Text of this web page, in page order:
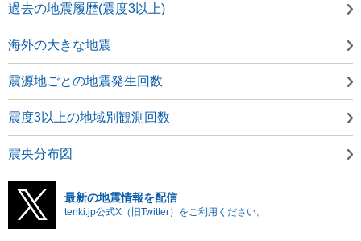
過去の地震履歴(震度3以上)
海外の大きな地震
震源地ごとの地震発生回数
震度3以上の地域別観測回数
震央分布図
最新の地震情報を配信
tenki.jp公式X（旧Twitter）をご利用ください。